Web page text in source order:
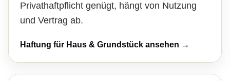
Privathaftpflicht genügt, hängt von Nutzung
und Vertrag ab.
Haftung für Haus & Grundstück ansehen →